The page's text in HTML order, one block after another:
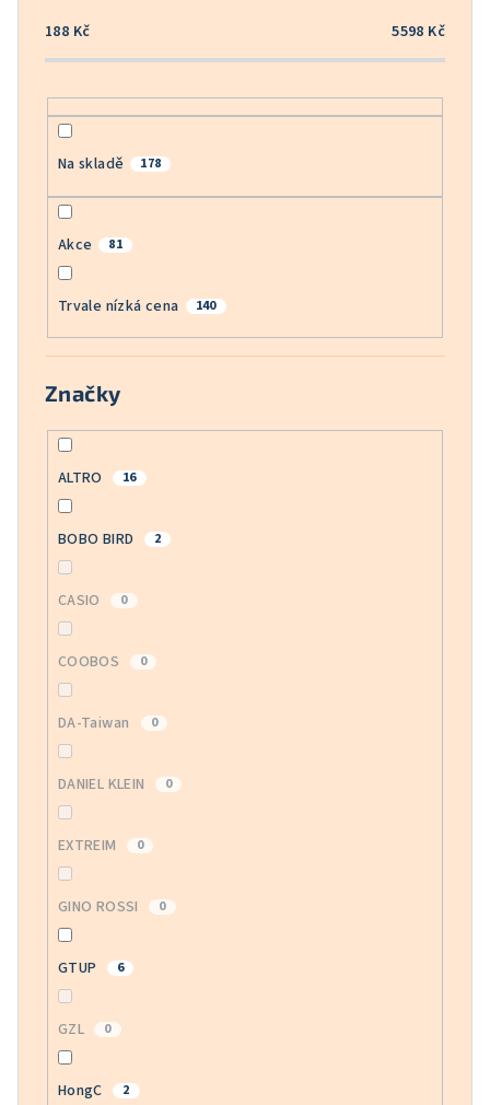
188 Kč 5598 Kč
Na skladě 178
Akce 81
Trvale nízká cena 140
Značky
ALTRO 16
BOBO BIRD 2
CASIO 0
COOBOS 0
DA-Taiwan 0
DANIEL KLEIN 0
EXTREIM 0
GINO ROSSI 0
GTUP 6
GZL 0
HongC 2